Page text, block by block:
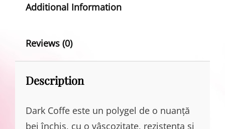
Additional Information
Reviews (0)
Description
Dark Coffe este un polygel de o nuanță
bej închis, cu o vâscozitate, rezistenta si